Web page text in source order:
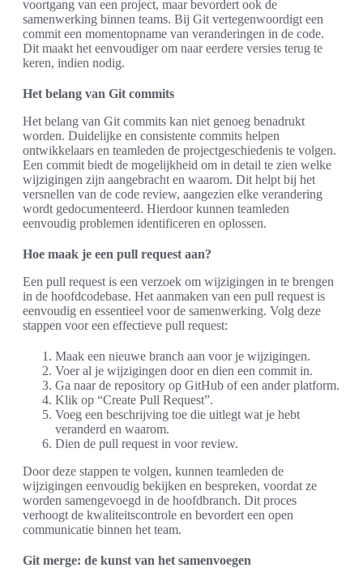
voortgang van een project, maar bevordert ook de
samenwerking binnen teams. Bij Git vertegenwoordigt een
commit een momentopname van veranderingen in de code.
Dit maakt het eenvoudiger om naar eerdere versies terug te
keren, indien nodig.
Het belang van Git commits
Het belang van Git commits kan niet genoeg benadrukt
worden. Duidelijke en consistente commits helpen
ontwikkelaars en teamleden de projectgeschiedenis te volgen.
Een commit biedt de mogelijkheid om in detail te zien welke
wijzigingen zijn aangebracht en waarom. Dit helpt bij het
versnellen van de code review, aangezien elke verandering
wordt gedocumenteerd. Hierdoor kunnen teamleden
eenvoudig problemen identificeren en oplossen.
Hoe maak je een pull request aan?
Een pull request is een verzoek om wijzigingen in te brengen
in de hoofdcodebase. Het aanmaken van een pull request is
eenvoudig en essentieel voor de samenwerking. Volg deze
stappen voor een effectieve pull request:
Maak een nieuwe branch aan voor je wijzigingen.
Voer al je wijzigingen door en dien een commit in.
Ga naar de repository op GitHub of een ander platform.
Klik op “Create Pull Request”.
Voeg een beschrijving toe die uitlegt wat je hebt
veranderd en waarom.
Dien de pull request in voor review.
Door deze stappen te volgen, kunnen teamleden de
wijzigingen eenvoudig bekijken en bespreken, voordat ze
worden samengevoegd in de hoofdbranch. Dit proces
verhoogt de kwaliteitscontrole en bevordert een open
communicatie binnen het team.
Git merge: de kunst van het samenvoegen